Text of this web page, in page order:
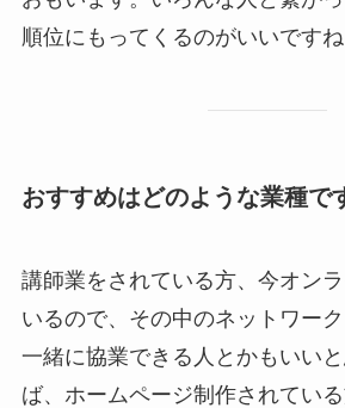
順位にもってくるのがいいですね
おすすめはどのような業種で
講師業をされている方、今オン
いるので、その中のネットワーク
一緒に協業できる人とかもいい
ば、ホームページ制作されてい